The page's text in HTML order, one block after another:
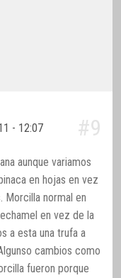
- 12:07 #9
aunque variamos
en hojas en vez
Morcilla normal en
en vez de la
a esta una trufa a
cambios como
fueron porque